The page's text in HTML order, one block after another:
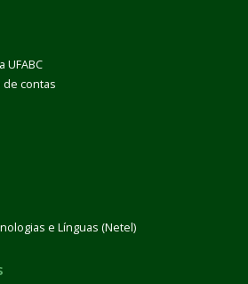
UFABC
de contas
e Línguas (Netel)